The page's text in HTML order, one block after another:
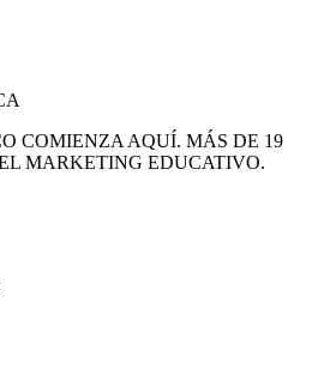
COMIENZA AQUÍ. MÁS DE 19
MARKETING EDUCATIVO.